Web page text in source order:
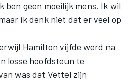
ben geen moeilijk mens. Ik wil
ik denk niet dat er veel op
Hamilton vijfde werd na
losse hoofdsteun te
was dat Vettel zijn